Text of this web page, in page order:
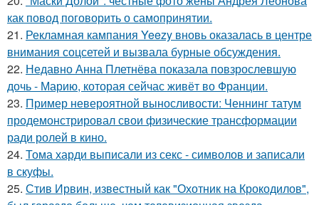
как повод поговорить о самопринятии.
21. Рекламная кампания Yeezy вновь оказалась в центре
внимания соцсетей и вызвала бурные обсуждения.
22. Недавно Анна Плетнёва показала повзрослевшую
дочь - Марию, которая сейчас живёт во Франции.
23. Пример невероятной выносливости: Ченнинг татум
продемонстрировал свои физические трансформации
ради ролей в кино.
24. Тома харди выписали из секс - символов и записали
в скуфы.
25. Стив Ирвин, известный как "Охотник на Крокодилов",